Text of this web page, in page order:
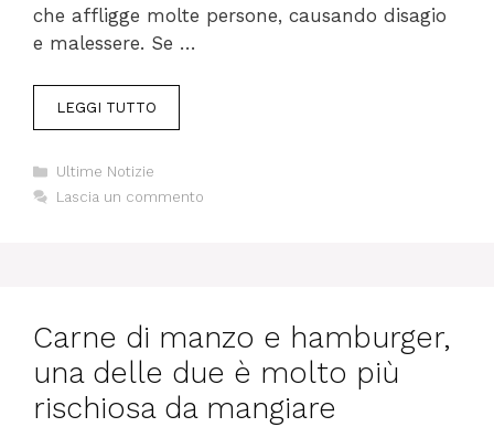
che affligge molte persone, causando disagio
e malessere. Se …
LEGGI TUTTO
Categorie
Ultime Notizie
Lascia un commento
Carne di manzo e hamburger,
una delle due è molto più
rischiosa da mangiare